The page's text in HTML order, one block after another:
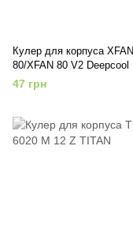
Кулер для корпуса XFAN
80/XFAN 80 V2 Deepcool
47 грн